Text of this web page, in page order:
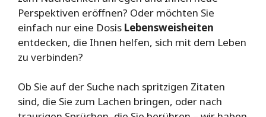
Perspektiven eröffnen? Oder möchten Sie
einfach nur eine Dosis Lebensweisheiten
entdecken, die Ihnen helfen, sich mit dem Leben
zu verbinden?
Ob Sie auf der Suche nach spritzigen Zitaten
sind, die Sie zum Lachen bringen, oder nach